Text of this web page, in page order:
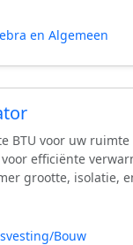
en Algemeen
BTU voor uw ruimte
voor efficiënte
grootte, isolatie,
Bouw